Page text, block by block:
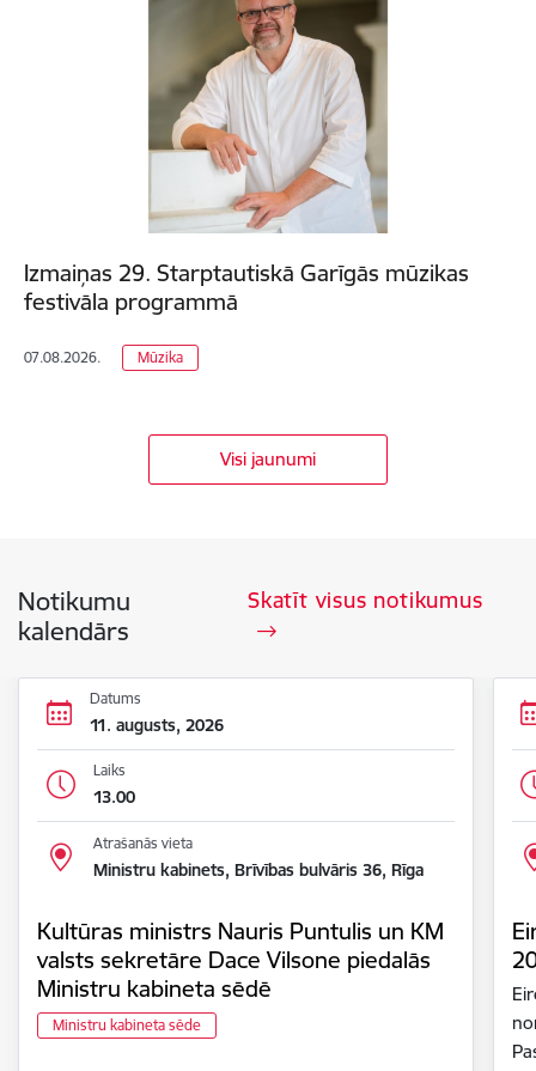
Izmaiņas 29. Starptautiskā Garīgās mūzikas
festivāla programmā
07.08.2026. Mūzika
Visi jaunumi
Notikumu
kalendārs
Skatīt visus notikumus
Datums
11. augusts, 2026
Laiks
13.00
Atrašanās vieta
Ministru kabinets, Brīvības bulvāris 36, Rīga
Kultūras ministrs Nauris Puntulis un KM
valsts sekretāre Dace Vilsone piedalās
Ministru kabineta sēdē
Ministru kabineta sēde